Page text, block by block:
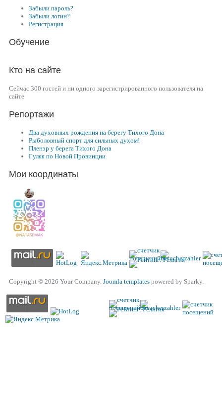
Забыли пароль?
Забыли логин?
Регистрация
Обучение
Кто на сайте
Сейчас 300 гостей и ни одного зарегистрированного пользователя на
сайте
Репортажи
Два духовных рождения на берегу Тихого Дона
Рыболовный спорт для сильных духом!
Пленэр у берега Тихого Дона
Гуляя по Новой Провинции
Мои координаты
Copyright © 2026 Your Company. Joomla templates powered by Sparky.